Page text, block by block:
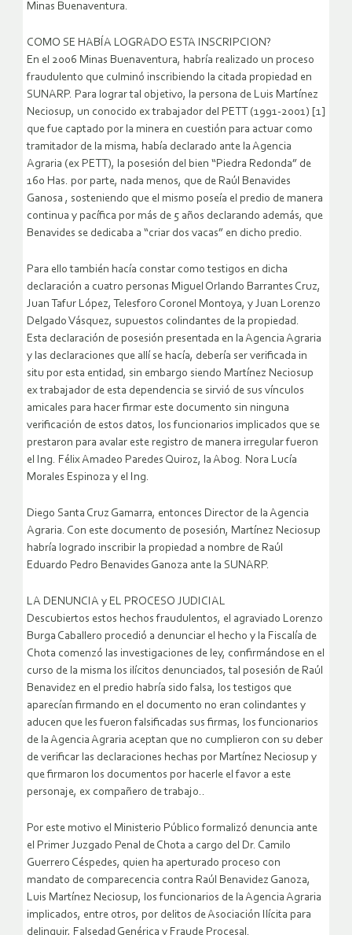
Minas Buenaventura.
COMO SE HABÍA LOGRADO ESTA INSCRIPCION?
En el 2006 Minas Buenaventura, habría realizado un proceso
fraudulento que culminó inscribiendo la citada propiedad en
SUNARP. Para lograr tal objetivo, la persona de Luis Martínez
Neciosup, un conocido ex trabajador del PETT (1991-2001) [1]
que fue captado por la minera en cuestión para actuar como
tramitador de la misma, había declarado ante la Agencia
Agraria (ex PETT), la posesión del bien “Piedra Redonda” de
160 Has. por parte, nada menos, que de Raúl Benavides
Ganosa , sosteniendo que el mismo poseía el predio de manera
continua y pacífica por más de 5 años declarando además, que
Benavides se dedicaba a “criar dos vacas” en dicho predio.
Para ello también hacía constar como testigos en dicha
declaración a cuatro personas Miguel Orlando Barrantes Cruz,
Juan Tafur López, Telesforo Coronel Montoya, y Juan Lorenzo
Delgado Vásquez, supuestos colindantes de la propiedad.
Esta declaración de posesión presentada en la Agencia Agraria
y las declaraciones que allí se hacía, debería ser verificada in
situ por esta entidad, sin embargo siendo Martínez Neciosup
ex trabajador de esta dependencia se sirvió de sus vínculos
amicales para hacer firmar este documento sin ninguna
verificación de estos datos, los funcionarios implicados que se
prestaron para avalar este registro de manera irregular fueron
el Ing. Félix Amadeo Paredes Quiroz, la Abog. Nora Lucía
Morales Espinoza y el Ing.
Diego Santa Cruz Gamarra, entonces Director de la Agencia
Agraria. Con este documento de posesión, Martínez Neciosup
habría logrado inscribir la propiedad a nombre de Raúl
Eduardo Pedro Benavides Ganoza ante la SUNARP.
LA DENUNCIA y EL PROCESO JUDICIAL
Descubiertos estos hechos fraudulentos, el agraviado Lorenzo
Burga Caballero procedió a denunciar el hecho y la Fiscalía de
Chota comenzó las investigaciones de ley, confirmándose en el
curso de la misma los ilícitos denunciados, tal posesión de Raúl
Benavidez en el predio habría sido falsa, los testigos que
aparecían firmando en el documento no eran colindantes y
aducen que les fueron falsificadas sus firmas, los funcionarios
de la Agencia Agraria aceptan que no cumplieron con su deber
de verificar las declaraciones hechas por Martínez Neciosup y
que firmaron los documentos por hacerle el favor a este
personaje, ex compañero de trabajo..
Por este motivo el Ministerio Público formalizó denuncia ante
el Primer Juzgado Penal de Chota a cargo del Dr. Camilo
Guerrero Céspedes, quien ha aperturado proceso con
mandato de comparecencia contra Raúl Benavidez Ganoza,
Luis Martínez Neciosup, los funcionarios de la Agencia Agraria
implicados, entre otros, por delitos de Asociación Ilícita para
delinquir, Falsedad Genérica y Fraude Procesal.